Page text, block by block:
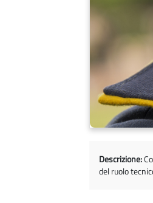
Descrizione:
del ruolo